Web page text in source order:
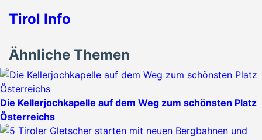
Tirol Info
Ähnliche Themen
Die Kellerjochkapelle auf dem Weg zum schönsten Platz
Österreichs